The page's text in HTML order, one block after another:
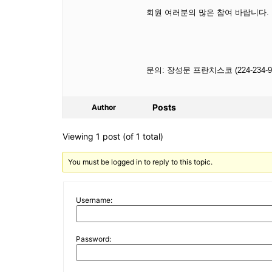
회원 여러분의 많은 참여 바랍니다.
문의: 장성문 프란치스코 (224-234-
Author Posts
Viewing 1 post (of 1 total)
You must be logged in to reply to this topic.
Username:
Password: